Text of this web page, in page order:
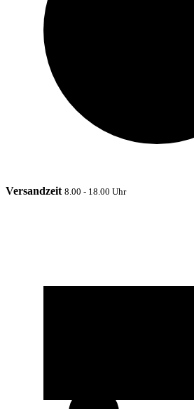
Versandzeit 8.00 - 18.00 Uhr